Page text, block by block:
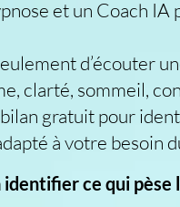
et un Coach
d’écouter
clarté, sommeil,
gratuit pour
à votre besoin
identifier ce qui